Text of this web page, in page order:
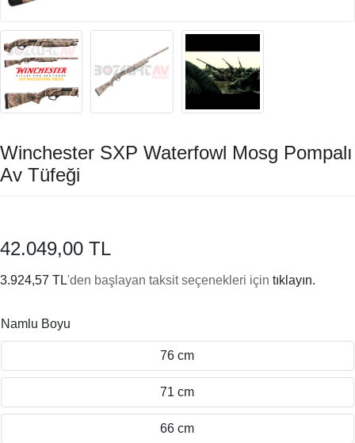
Winchester SXP Waterfowl Mosg Pompalı
Av Tüfeği
42.049,00 TL
3.924,57 TL'den başlayan taksit seçenekleri için tıklayın.
Namlu Boyu
76 cm
71 cm
66 cm